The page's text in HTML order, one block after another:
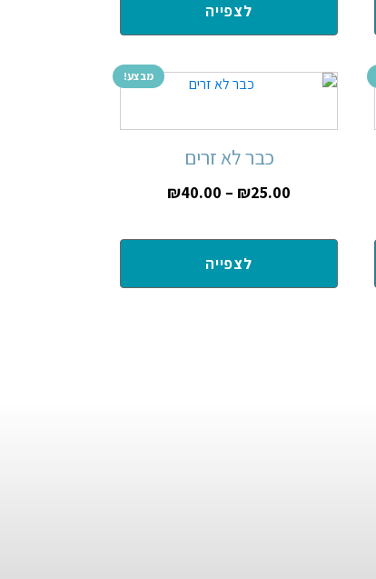
לצפייה
מבצע!
כבר לא זרים
₪25.00
–
₪40.00
לצפייה